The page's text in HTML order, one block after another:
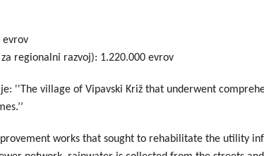
evrov
regionalni razvoj): 1.220.000 evrov
''The village of Vipavski Križ that underwent
works that sought to rehabilitate the utility